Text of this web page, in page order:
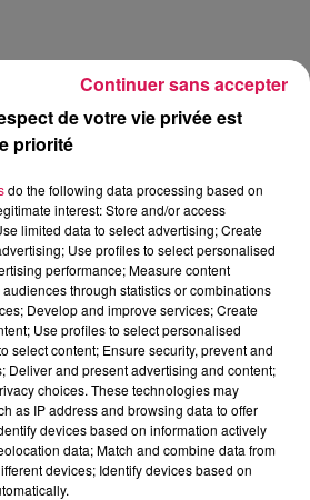
Coquillette
2 min 43 sec
43 sec
TATIN DE POMMES AU
de votre vie privée est
priorité
do the following data processing based on
interest: Store and/or access
limited data to select advertising; Create
Use profiles to select personalised
performance; Measure content
through statistics or combinations
Develop and improve services; Create
Use profiles to select personalised
select content; Ensure security, prevent and
Deliver and present advertising and content;
choices. These technologies may
as IP address and browsing data to offer
devices based on information actively
data; Match and combine data from
devices; Identify devices based on
Continuer sans accepter